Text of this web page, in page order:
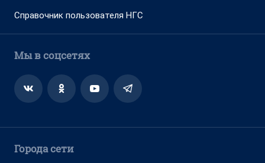
Справочник пользователя НГС
Мы в соцсетях
Города сети